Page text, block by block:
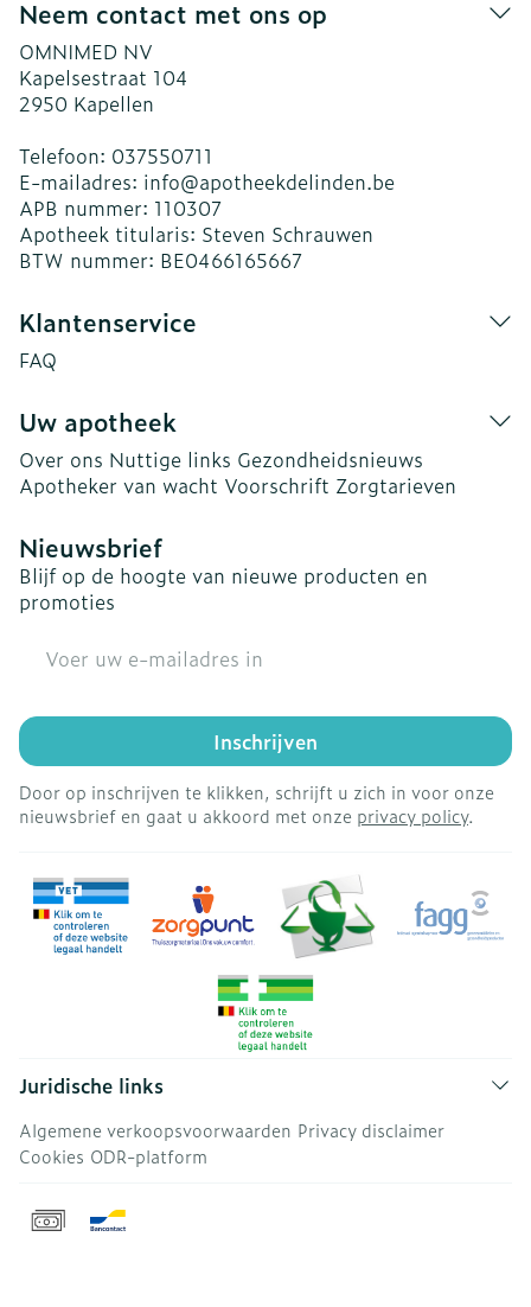
Neem contact met ons op
OMNIMED NV
Kapelsestraat 104
2950 Kapellen
Telefoon: 037550711
E-mailadres: info@apotheekdelinden.be
APB nummer: 110307
Apotheek titularis: Steven Schrauwen
BTW nummer: BE0466165667
Klantenservice
FAQ
Uw apotheek
Over ons Nuttige links Gezondheidsnieuws
Apotheker van wacht Voorschrift Zorgtarieven
Nieuwsbrief
Blijf op de hoogte van nieuwe producten en
promoties
Inschrijven
Door op inschrijven te klikken, schrijft u zich in voor onze
nieuwsbrief en gaat u akkoord met onze privacy policy.
Juridische links
Algemene verkoopsvoorwaarden Privacy disclaimer
Cookies ODR-platform